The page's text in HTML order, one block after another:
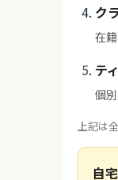
ク
在
テ
個
上記は
自